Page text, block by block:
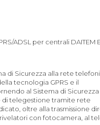
ADSL per centrali DAITEM
di Sicurezza alla rete
tecnologia GPRS e il
al Sistema di Sicurezza
di telegestione tramite rete
oltre alla trasmissione
con fotocamera, al